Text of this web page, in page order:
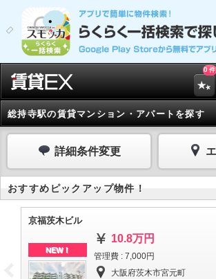
0 件
総持寺駅の賃貸マンション・アパートを探す
詳細条件変更
おすすめピックアップ物件！
京福茨木ビル
NEW！
10.8万円
管理費 : 7,000円
大阪府茨木市宮元町